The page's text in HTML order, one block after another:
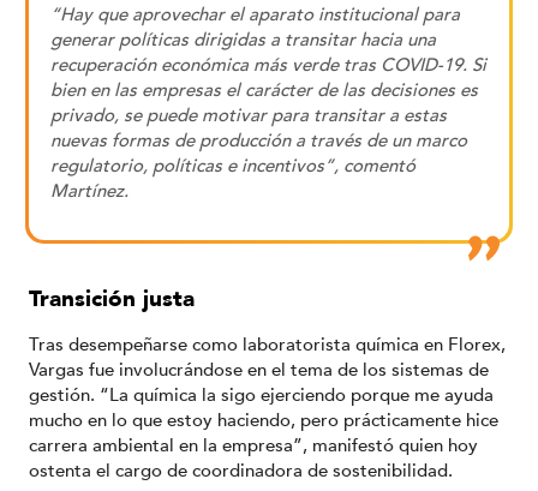
“Hay que aprovechar el aparato institucional para
generar políticas dirigidas a transitar hacia una
recuperación económica más verde tras COVID-19. Si
bien en las empresas el carácter de las decisiones es
privado, se puede motivar para transitar a estas
nuevas formas de producción a través de un marco
regulatorio, políticas e incentivos”, comentó
Martínez.
Transición justa
Tras desempeñarse como laboratorista química en Florex,
Vargas fue involucrándose en el tema de los sistemas de
gestión. “La química la sigo ejerciendo porque me ayuda
mucho en lo que estoy haciendo, pero prácticamente hice
carrera ambiental en la empresa”, manifestó quien hoy
ostenta el cargo de coordinadora de sostenibilidad.